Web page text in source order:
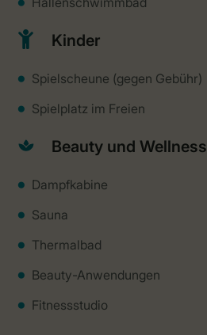
Kinder
Spielscheune (gegen Gebühr)
Spielplatz im Freien
Beauty und Wellness
Dampfkabine
Sauna
Thermalbad
Beauty-Anwendungen
Fitnessstudio